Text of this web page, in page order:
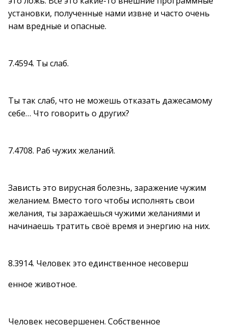
установки, полученные нами извне и часто очень
нам вредные и опасные.
7.4594. Ты слаб.
Ты так слаб, что не можешь отказать дажесамому
себе… Что говорить о других?
7.4708. Раб чужих желаний.
Зависть это вирусная болезнь, заражение чужим
желанием. Вместо того чтобы исполнять свои
желания, ты заражаешься чужими желаниями и
начинаешь тратить своё время и энергию на них.
8.3914. Человек это единственное несоверш
енное животное.
Человек несовершенен. Собственное